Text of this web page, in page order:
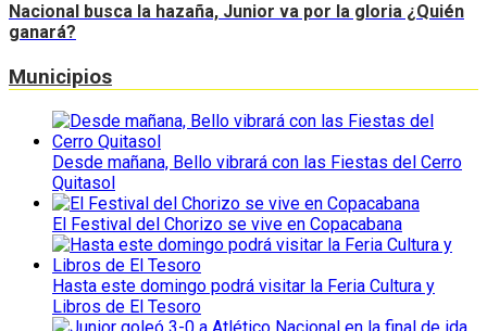
Nacional busca la hazaña, Junior va por la gloria ¿Quién
ganará?
Municipios
Desde mañana, Bello vibrará con las Fiestas del Cerro
Quitasol
El Festival del Chorizo se vive en Copacabana
Hasta este domingo podrá visitar la Feria Cultura y
Libros de El Tesoro